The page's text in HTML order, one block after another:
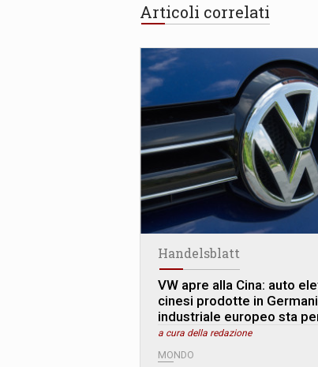
Articoli correlati
Handelsblatt
VW apre alla Cina: auto
cinesi prodotte in
industriale europeo sta
a cura della redazione
MONDO